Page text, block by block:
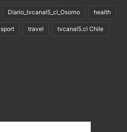
Diario_tvcanal5_cl_Osorno health
sport travel tvcanal5.cl Chile